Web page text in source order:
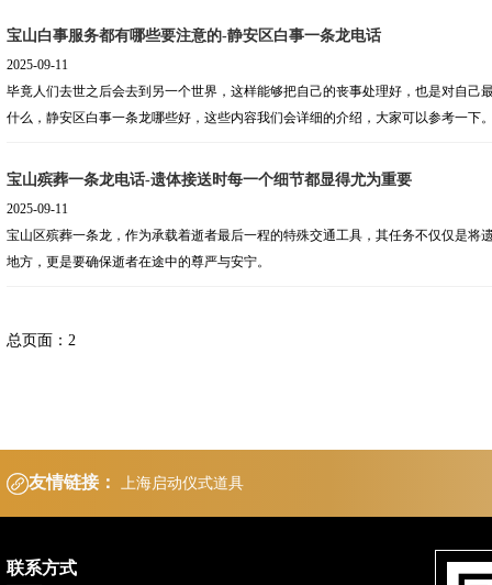
宝山白事服务都有哪些要注意的-静安区白事一条龙电话
2025-09-11
毕竟人们去世之后会去到另一个世界，这样能够把自己的丧事处理好，也是对自己
什么，静安区白事一条龙哪些好，这些内容我们会详细的介绍，大家可以参考一下
宝山殡葬一条龙电话-遗体接送时每一个细节都显得尤为重要
2025-09-11
宝山区殡葬一条龙，作为承载着逝者最后一程的特殊交通工具，其任务不仅仅是将
地方，更是要确保逝者在途中的尊严与安宁。
总页面：2
友情链接： 上海启动仪式道具
联系方式